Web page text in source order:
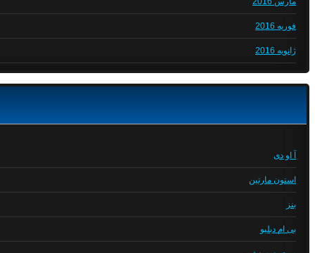
فوریه 2016
ژانویه 2016
آ او دی
استون مارتین
بنز
بی ام دبلیو